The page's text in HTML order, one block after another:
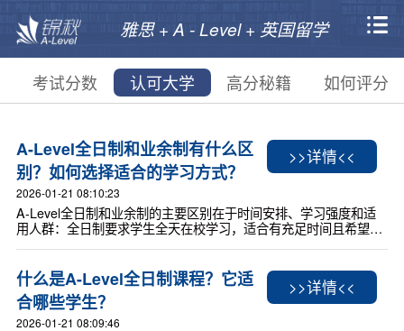
雅思 + A - Level + 英国留学
考试分数 认可大学 高分秘籍 如何评分
A-Level全日制和业余制有什么区
别？如何选择适合的学习方式？
2026-01-21 08:10:23
A-Level全日制和业余制的主要区别在于时间安排、学习强度和适
用人群：全日制要求学生全天在校学习，适合有充足时间且希望系
力和升学目标，避免盲目跟风。
>>详情<<
什么是A-Level全日制课程？它适
合哪些学生？
2026-01-21 08:09:46
>>详情<<